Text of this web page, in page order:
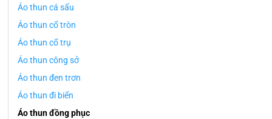
Áo thun cá sấu
Áo thun cổ tròn
Áo thun cổ trụ
Áo thun công sở
Áo thun đen trơn
Áo thun đi biển
Áo thun đồng phục